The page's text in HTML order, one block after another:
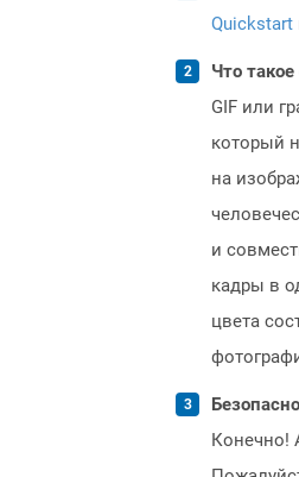
Quickstart
Что
GIF или
который
на
и
кадры в
цвета
Конечно!